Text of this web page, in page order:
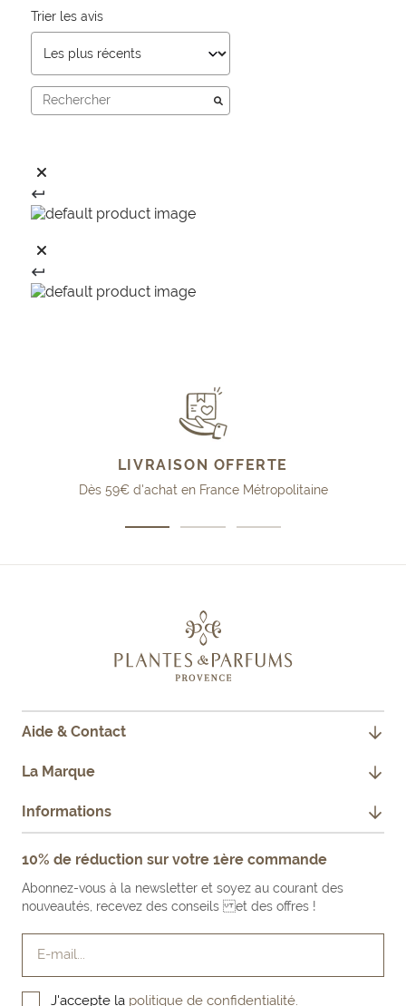
Trier les avis
LIVRAISON OFFERTE
Dès 59€ d'achat en France Métropolitaine
slide
slide
slide
Aide & Contact
CONTACTEZ-NOUS
FAQ
FAIRE UN RETOUR PRODUIT
La Marque
NOTRE HISTOIRE
NOS ENGAGEMENTS
LE BLOG
Informations
10% de réduction sur votre 1ère commande
Abonnez-vous à la newsletter et soyez au courant des
nouveautés, recevez des conseils et des offres !
E-mail...
J'accepte la politique de confidentialité.